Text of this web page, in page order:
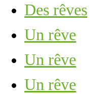
Des rêves
Un rêve
Un rêve
Un rêve